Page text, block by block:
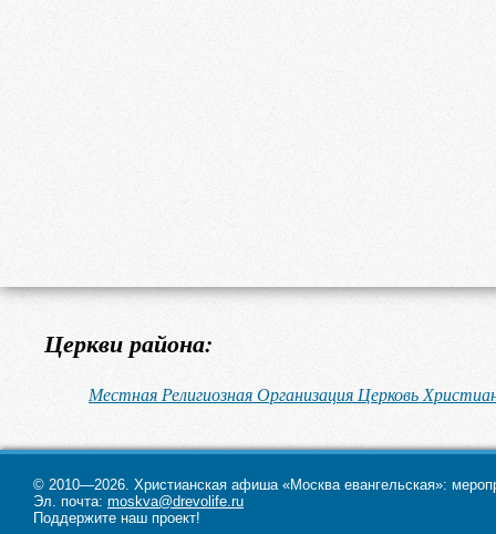
Церкви района:
Местная Религиозная Организация Церковь
© 2010—2026. Христианская афиша «Москва евангельская»:
Эл. почта: moskva@drevolife.ru
Поддержите наш проект!